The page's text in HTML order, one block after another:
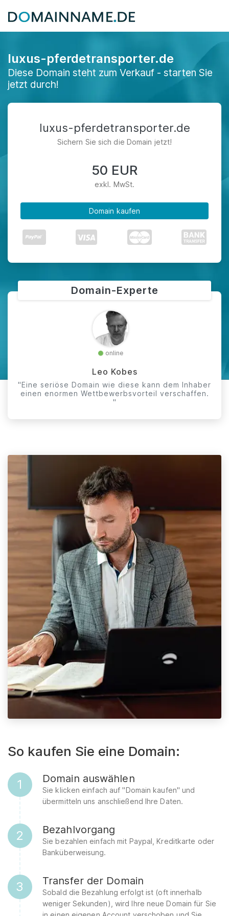
luxus-pferdetransporter.de
Diese Domain steht zum Verkauf - starten Sie
jetzt durch!
luxus-pferdetransporter.de
Sichern Sie sich die Domain jetzt!
50 EUR
exkl. MwSt.
Domain kaufen
Domain-Experte
online
Leo Kobes
"Eine seriöse Domain wie diese kann dem Inhaber
einen enormen Wettbewerbsvorteil verschaffen.
"
So kaufen Sie eine Domain:
1 Domain auswählen
Sie klicken einfach auf "Domain kaufen" und
übermitteln uns anschließend Ihre Daten.
2 Bezahlvorgang
Sie bezahlen einfach mit Paypal, Kreditkarte oder
Banküberweisung.
3 Transfer der Domain
Sobald die Bezahlung erfolgt ist (oft innerhalb
weniger Sekunden), wird Ihre neue Domain für Sie